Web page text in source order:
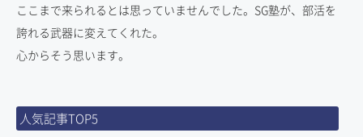
ここまで来られるとは思っていませんでした。SG塾が、部活を
誇れる武器に変えてくれた。
心からそう思います。
人気記事TOP5